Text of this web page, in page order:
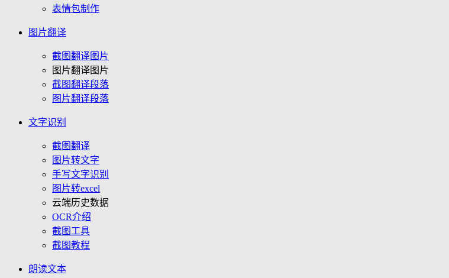
表情包制作
图片翻译
截图翻译图片
图片翻译图片
截图翻译段落
图片翻译段落
文字识别
截图翻译
图片转文字
手写文字识别
图片转excel
云端历史数据
OCR介绍
截图工具
截图教程
朗读文本